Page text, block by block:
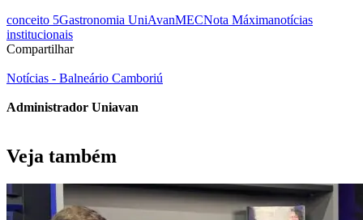
conceito 5Gastronomia UniAvanMECNota Máximanotícias
institucionais
Compartilhar
Notícias - Balneário Camboriú
Administrador Uniavan
Veja também